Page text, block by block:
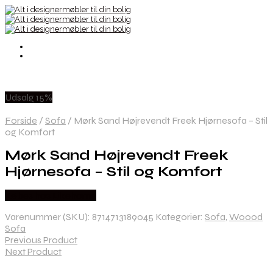
Udsalg 15%
Forside / Sofa / Mørk Sand Højrevendt Freek Hjørnesofa – Stil
og Komfort
Mørk Sand Højrevendt Freek
Hjørnesofa – Stil og Komfort
Varenummer (SKU): 8714713189045 Kategorier: Sofa, Woood
Sofa
Previous Product
Next Product